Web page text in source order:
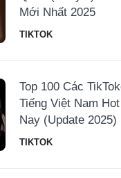
Mới Nhất 2025
TIKTOK
Top 100 Các
Tiếng Việt Nam
Nay (Update 2025)
TIKTOK